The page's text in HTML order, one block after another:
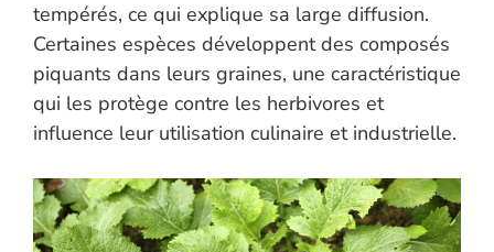
tempérés, ce qui explique sa large diffusion.
Certaines espèces développent des composés
piquants dans leurs graines, une caractéristique
qui les protège contre les herbivores et
influence leur utilisation culinaire et industrielle.